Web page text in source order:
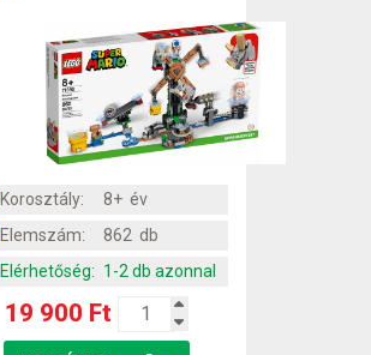
Korosztály:
8+ év
Elemszám:
862 db
Elérhetőség: 1-2 db azonnal
19 900 Ft